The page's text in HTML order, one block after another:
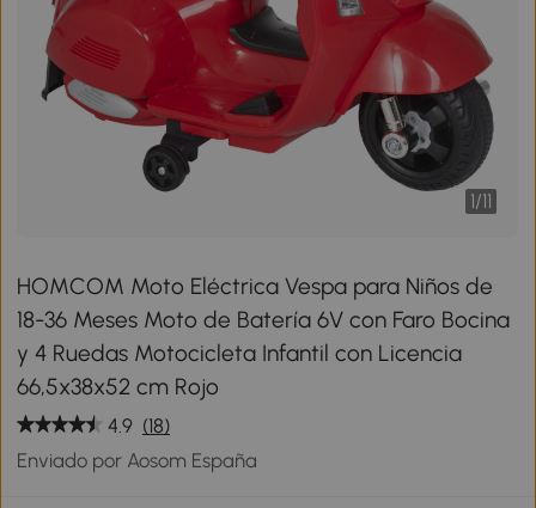
1/11
HOMCOM Moto Eléctrica Vespa para Niños de
18-36 Meses Moto de Batería 6V con Faro Bocina
y 4 Ruedas Motocicleta Infantil con Licencia
66,5x38x52 cm Rojo
4.9 (18)
Enviado por Aosom España